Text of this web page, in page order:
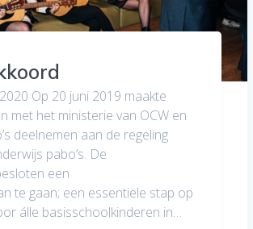
Op 20 juni 2019 maakte
met het ministerie van OCW en
deelnemen aan de regeling
pabo’s. De
een
te gaan; een essentiële stap op
álle basisschoolkinderen in…